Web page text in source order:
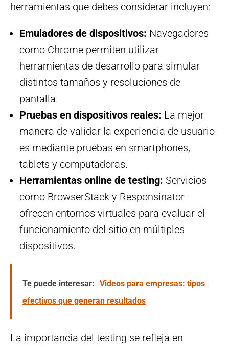
herramientas que debes considerar incluyen:
Emuladores de dispositivos: Navegadores
como Chrome permiten utilizar
herramientas de desarrollo para simular
distintos tamaños y resoluciones de
pantalla.
Pruebas en dispositivos reales: La mejor
manera de validar la experiencia de usuario
es mediante pruebas en smartphones,
tablets y computadoras.
Herramientas online de testing: Servicios
como BrowserStack y Responsinator
ofrecen entornos virtuales para evaluar el
funcionamiento del sitio en múltiples
dispositivos.
Te puede interesar: Videos para empresas: tipos
efectivos que generan resultados
La importancia del testing se refleja en